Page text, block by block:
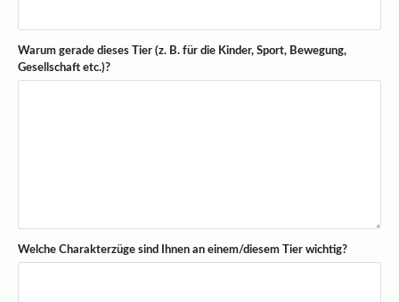
Warum gerade dieses Tier (z. B. für die Kinder, Sport, Bewegung,
Gesellschaft etc.)?
Welche Charakterzüge sind Ihnen an einem/diesem Tier wichtig?